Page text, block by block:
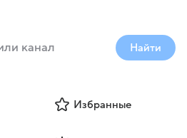
Найти
Избранные